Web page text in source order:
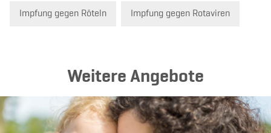
Impfung gegen Röteln Impfung gegen Rotaviren
Weitere Angebote